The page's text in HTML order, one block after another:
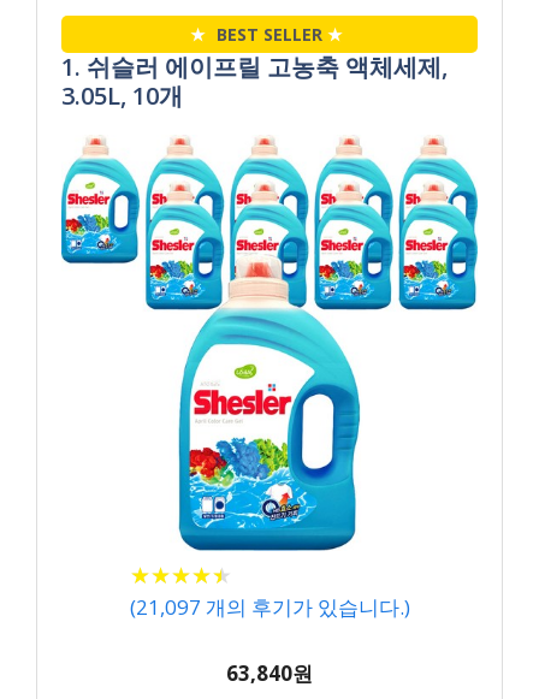
★ BEST SELLER ★
1. 쉬슬러 에이프릴 고농축 액체세제,
3.05L, 10개
★★★★★
★★★★★
(21,097 개의 후기가 있습니다.)
63,840원